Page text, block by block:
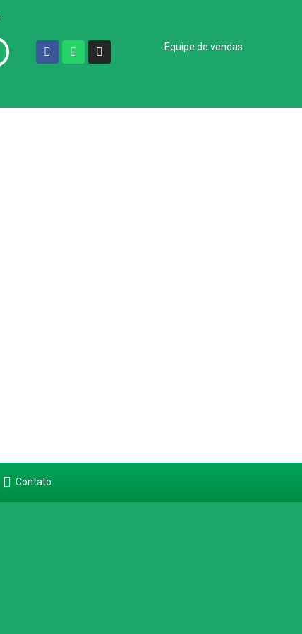
Equipe de vendas
Contato